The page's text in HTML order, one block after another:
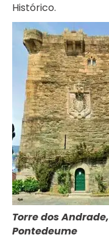
Histórico.
Torre dos Andrade,
Pontedeume